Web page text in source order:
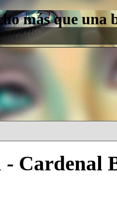
más que una
- Cardenal